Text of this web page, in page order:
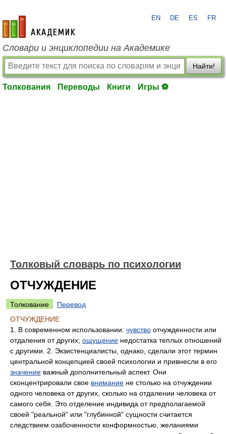
academic.ru
EN DE ES FR
Словари и энциклопедии на Академике
Найти!
Толкования Переводы Книги Игры ⚽
Толковый словарь по психологии
ОТЧУЖДЕНИЕ
Толкование
Перевод
ОТЧУЖДЕНИЕ
1. В современном использовании: чувство отчужденности или
отдаления от других; ощущение недостатка теплых отношений
с другими. 2. Экзистенциалисты, однако, сделали этот термин
центральной концепцией своей психологии и привнесли в его
значение важный дополнительный аспект. Они
сконцентрировали свое внимание не столько на отчуждении
одного человека от других, сколько на отдалении человека от
самого себя. Это отделение индивида от предполагаемой
своей "реальной" или "глубинной" сущности считается
следствием озабоченности конформностью, желаниями